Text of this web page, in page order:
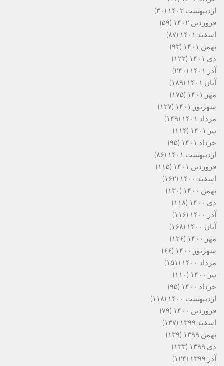
اردیبهشت ۱۴۰۲
(۳۰)
فروردین ۱۴۰۲
(۵۹)
اسفند ۱۴۰۱
(۸۷)
بهمن ۱۴۰۱
(۹۳)
دی ۱۴۰۱
(۱۲۲)
آذر ۱۴۰۱
(۲۴۰)
آبان ۱۴۰۱
(۱۸۹)
مهر ۱۴۰۱
(۱۷۵)
شهریور ۱۴۰۱
(۱۲۷)
مرداد ۱۴۰۱
(۱۴۹)
تیر ۱۴۰۱
(۱۱۴)
خرداد ۱۴۰۱
(۹۵)
اردیبهشت ۱۴۰۱
(۸۶)
فروردین ۱۴۰۱
(۱۱۵)
اسفند ۱۴۰۰
(۱۶۲)
بهمن ۱۴۰۰
(۱۳۰)
دی ۱۴۰۰
(۱۱۸)
آذر ۱۴۰۰
(۱۱۶)
آبان ۱۴۰۰
(۱۶۸)
مهر ۱۴۰۰
(۱۲۶)
شهریور ۱۴۰۰
(۶۶)
مرداد ۱۴۰۰
(۱۵۱)
تیر ۱۴۰۰
(۱۱۰)
خرداد ۱۴۰۰
(۹۵)
اردیبهشت ۱۴۰۰
(۱۱۸)
فروردین ۱۴۰۰
(۷۹)
اسفند ۱۳۹۹
(۱۳۷)
بهمن ۱۳۹۹
(۱۳۹)
دی ۱۳۹۹
(۱۳۳)
آذر ۱۳۹۹
(۱۲۴)